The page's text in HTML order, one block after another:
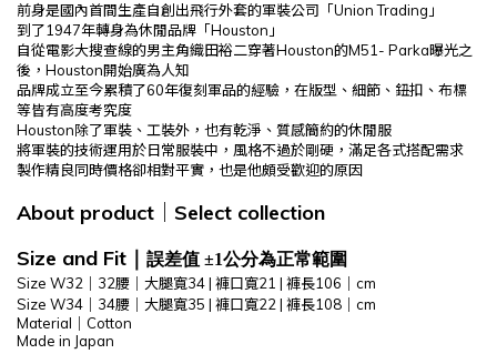
前身是國內首間生產自創出飛行外套的軍裝公司「Union Trading」
到了1947年轉身為休閒品牌「Houston」
自從電影大搜查線的男主角織田裕二穿著Houston的M51- Parka曝光之
後，Houston開始廣為人知
品牌成立至今累積了60年復刻軍品的經驗，在版型、細節、鈕扣、布標
等皆有高度考究度
Houston除了軍裝、工裝外，也有乾淨、質感簡約的休閒服
將軍裝的技術運用於日常服裝中，風格不過於剛硬，滿足各式搭配需求
製作精良同時價格卻相對平實，也是他頗受歡迎的原因
About product Select collection
Size and Fit
誤差值 ±1公分為正常範圍
Size W32｜32腰｜ 大腿寬34 | 褲口寬21 | 褲長106 ｜cm
Size W34｜34腰｜ 大腿寬35 | 褲口寬22 | 褲長108 ｜cm
Material｜Cotton
Made in Japan